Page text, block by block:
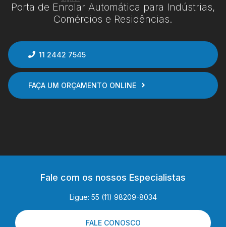
Porta de Enrolar Automática para Indústrias,
Comércios e Residências.
11 2442 7545
FAÇA UM ORÇAMENTO ONLINE
Fale com os nossos Especialistas
Ligue: 55 (11) 98209-8034
FALE CONOSCO